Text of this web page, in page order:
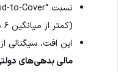
نسبت “Bid-to-Cover” برای عرضه ۱۶ میلیارد دلاری:
(کمتر از میانگین ۶ ماهه ۲.۵۷)
این افت، سیگنالی
مالی بدهی‌های